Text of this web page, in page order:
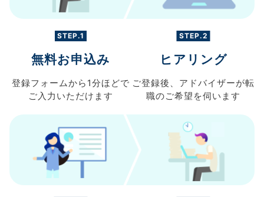
STEP.1
無料お申込み
登録フォームから 1分ほどで
ご入力 いただけます
STEP.2
ヒアリング
ご登録後、 アドバイザーが転
職のご希望を伺います